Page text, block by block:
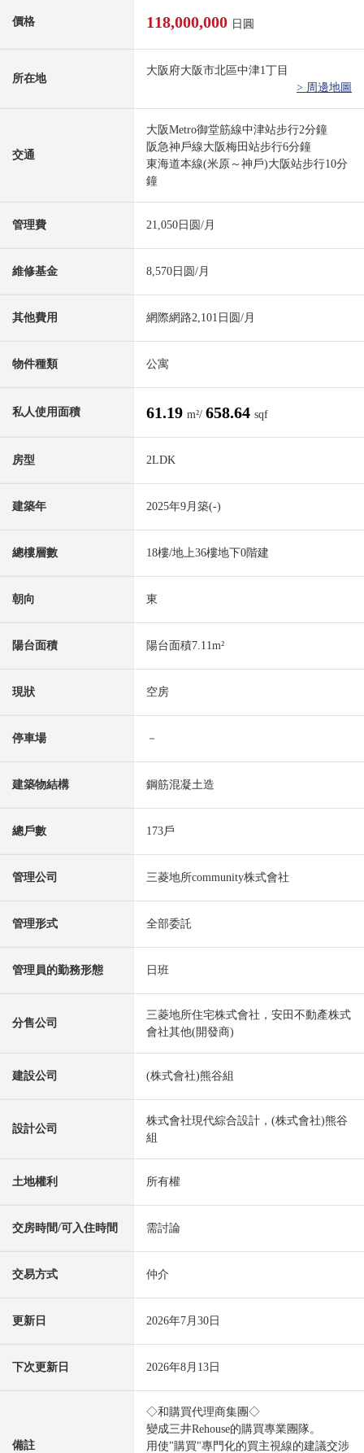
價格 118,000,000 日圓
所在地
大阪府大阪市北區中津1丁目
> 周邊地圖
交通
大阪Metro御堂筋線中津站步行2分鐘
阪急神戶線大阪梅田站步行6分鐘
東海道本線(米原～神戶)大阪站步行10分
鐘
管理費 21,050日圆/月
維修基金 8,570日圆/月
其他費用 網際網路2,101日圆/月
物件種類 公寓
私人使用面積 61.19 m²/ 658.64 sqf
房型 2LDK
建築年 2025年9月築(-)
總樓層數 18樓/地上36樓地下0階建
朝向 東
陽台面積 陽台面積7.11m²
現狀 空房
停車場 －
建築物結構 鋼筋混凝土造
總戶數 173戶
管理公司 三菱地所community株式會社
管理形式 全部委託
管理員的勤務形態 日班
分售公司
三菱地所住宅株式會社，安田不動產株式
會社其他(開發商)
建設公司 (株式會社)熊谷組
設計公司
株式會社現代綜合設計，(株式會社)熊谷
組
土地權利 所有權
交房時間/可入住時間 需討論
交易方式 仲介
更新日 2026年7月30日
下次更新日 2026年8月13日
備註
◇和購買代理商集團◇
變成三井Rehouse的購買專業團隊。
用使"購買"專門化的買主視線的建議交涉